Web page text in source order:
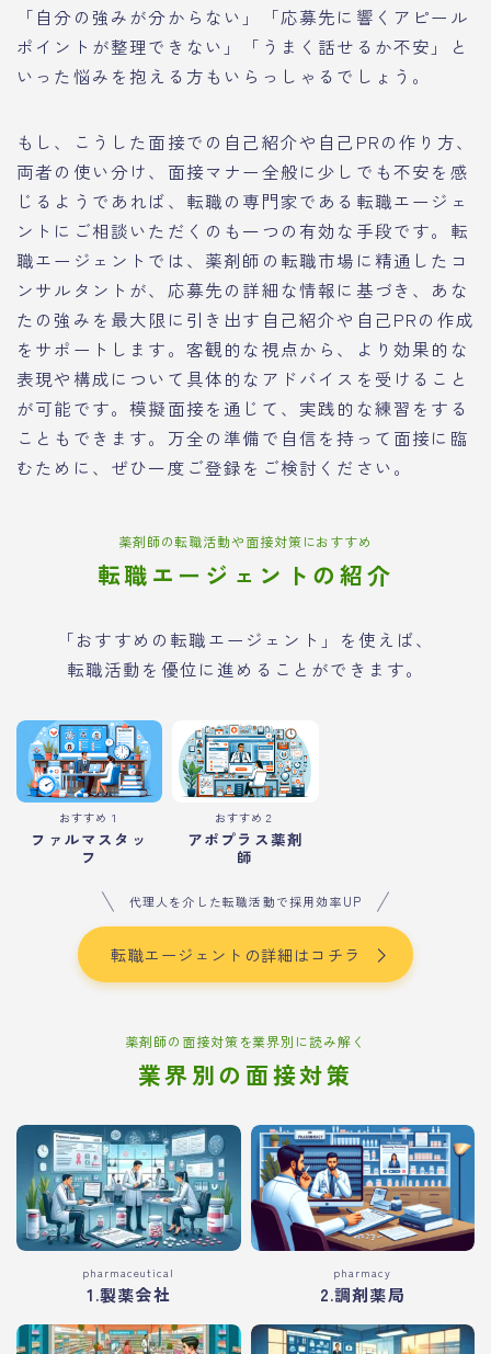
「自分の強みが分からない」「応募先に響くアピール
ポイントが整理できない」「うまく話せるか不安」と
いった悩みを抱える方もいらっしゃるでしょう。
もし、こうした面接での自己紹介や自己PRの作り方、
両者の使い分け、面接マナー全般に少しでも不安を感
じるようであれば、転職の専門家である転職エージェ
ントにご相談いただくのも一つの有効な手段です。転
職エージェントでは、薬剤師の転職市場に精通したコ
ンサルタントが、応募先の詳細な情報に基づき、あな
たの強みを最大限に引き出す自己紹介や自己PRの作成
をサポートします。客観的な視点から、より効果的な
表現や構成について具体的なアドバイスを受けること
が可能です。模擬面接を通じて、実践的な練習をする
こともできます。万全の準備で自信を持って面接に臨
むために、ぜひ一度ご登録をご検討ください。
薬剤師の転職活動や面接対策におすすめ
転職エージェントの紹介
「おすすめの転職エージェント」を使えば、
転職活動を優位に進めることができます。
おすすめ１
ファルマスタッ
フ
おすすめ２
アポプラス薬剤
師
代理人を介した転職活動で採用効率UP
転職エージェントの詳細はコチラ
薬剤師の面接対策を業界別に読み解く
業界別の面接対策
pharmaceutical
1.製薬会社
pharmacy
2.調剤薬局